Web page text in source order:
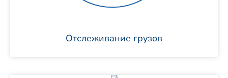
Отслеживание грузов